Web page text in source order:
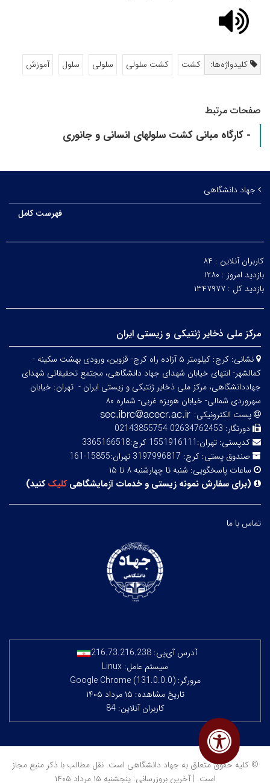
کلیدواژه‌ها: کشت کشت سلولی سلولی سلول آموزش
صفحات مرتبط
- کارگاه مبانی کشت سلولهای انسانی و جانوری
جهاد دانشگاهی
فهرست کامل
کاربران آنلاین : ۸۴
بازدید امروز : ۱۲۸۰
بازدید کل : ۱۳۴۷۹۷۷
مرکز ملی ذخایر ژنتیکی و زیستی ایران
نشانی:
کرج: کیلومتر ۵ آزاده راه کرج- قزوین، ورودی بهشت سکینه -
کمالشهر- انتهای خیابان شهدای جهاد دانشگاهی، مجتمع تحقیقاتی شهدای
جهاددانشگاهی، مرکز ملی ذخایر ژنتیکی و زیستی ایران - تهران: خیابان
سهروردی شمالی- خیابان هویزه غربی- شماره ۸۰
پست الکترونیکی:
دورنگار: 02634762453 02143855754
کدپستی: تهران:1551916111 کرج:3365166518
صندوق پستی: کرج: 3197996817 تهران:15855-161
ساعات پاسخگویی: شنبه تا چهارشنبه ۸ تا ۱۵
(برای سفارش نمونه زیستی و خدمات آزمایشگاهیکلیککنید)
تماس با ما
آدرس آی‌پی: 216.73.216.238
سیستم عامل: Linux
مرورگر: Google Chrome (131.0.0.0)
تاریخ مشاهده: ۱۵ مرداد ۱۴۰۵
کاربران آنلاین: 84
© کلیه حقوق متعلق به جهاد دانشگاهی است. نقل مطالب با ذکر منبع مجاز
است. | آخرین بروزرسانی: پنجشنبه ۱۵ مرداد ۱۴۰۵